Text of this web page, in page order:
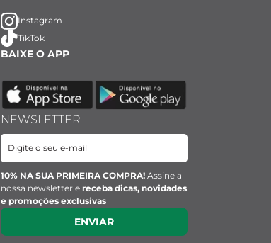
Instagram
TikTok
BAIXE O APP
NEWSLETTER
10% NA SUA PRIMEIRA COMPRA! Assine a
nossa newsletter e receba dicas, novidades
e promoções exclusivas
ENVIAR